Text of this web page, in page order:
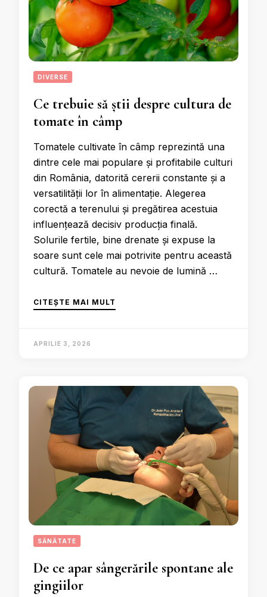
DIVERSE
Ce trebuie să știi despre cultura de
tomate în câmp
Tomatele cultivate în câmp reprezintă una
dintre cele mai populare și profitabile culturi
din România, datorită cererii constante și a
versatilității lor în alimentație. Alegerea
corectă a terenului și pregătirea acestuia
influențează decisiv producția finală.
Solurile fertile, bine drenate și expuse la
soare sunt cele mai potrivite pentru această
cultură. Tomatele au nevoie de lumină …
CITEȘTE MAI MULT
APRILIE 3, 2026
SĂNĂTATE
De ce apar sângerările spontane ale
gingiilor